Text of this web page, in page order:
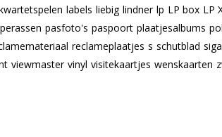
labels liebig lindner lp LP box LP
pasfoto's paspoort plaatjesalbums
reclameplaatjes s schutblad
viewmaster vinyl visitekaartjes wenskaarten